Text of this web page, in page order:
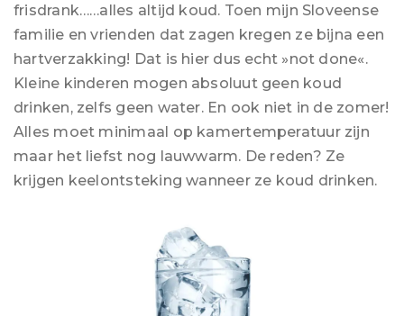
frisdrank……alles altijd koud. Toen mijn Sloveense
familie en vrienden dat zagen kregen ze bijna een
hartverzakking! Dat is hier dus echt »not done«.
Kleine kinderen mogen absoluut geen koud
drinken, zelfs geen water. En ook niet in de zomer!
Alles moet minimaal op kamertemperatuur zijn
maar het liefst nog lauwwarm. De reden? Ze
krijgen keelontsteking wanneer ze koud drinken.